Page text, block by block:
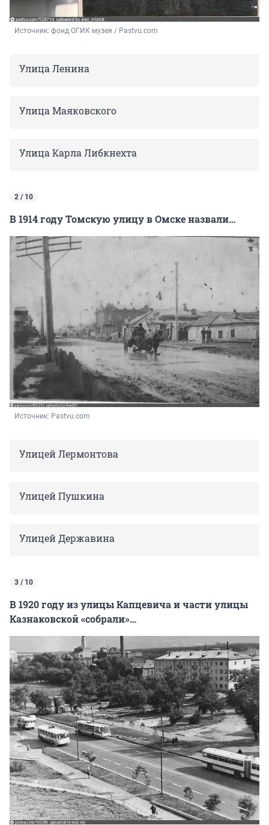
Источник: фонд ОГИК музея / Pastvu.com
Улица Ленина
Улица Маяковского
Улица Карла Либкнехта
2 / 10
В 1914 году Томскую улицу в Омске назвали…
Источник: Pastvu.com
Улицей Лермонтова
Улицей Пушкина
Улицей Державина
3 / 10
В 1920 году из улицы Капцевича и части улицы
Казнаковской «собрали»…